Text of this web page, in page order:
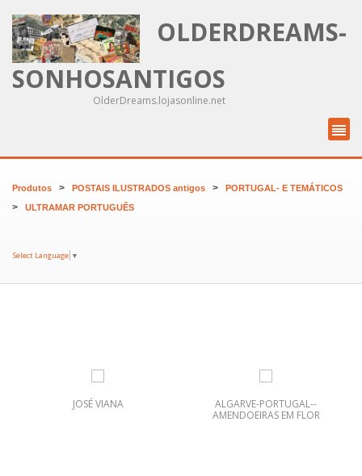
OLDERDREAMS-
SONHOSANTIGOS
OlderDreams.lojasonline.net
Produtos > POSTAIS ILUSTRADOS antigos > PORTUGAL- E TEMÁTICOS
> ULTRAMAR PORTUGUÊS
Select Language ▼
JOSÉ VIANA
ALGARVE-PORTUGAL--
AMENDOEIRAS EM FLOR